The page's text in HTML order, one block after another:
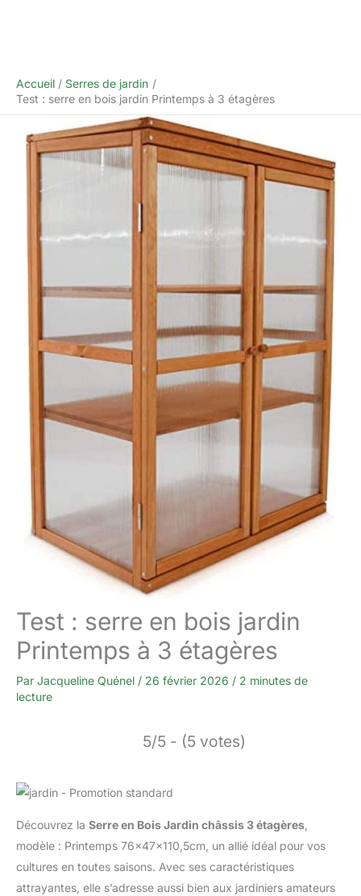
Accueil
Serres de jardin
Test : serre en bois jardin Printemps à 3 étagères
Test : serre en bois jardin
Printemps à 3 étagères
Par Jacqueline Quénel / 26 février 2026 / 2 minutes de
lecture
5/5 - (5 votes)
Découvrez la Serre en Bois Jardin châssis 3 étagères
modèle : Printemps 76x47x110,5cm, un allié idéal pour vos
cultures en toutes saisons. Avec ses caractéristiques
attrayantes, elle s’adresse aussi bien aux jardiniers amateurs